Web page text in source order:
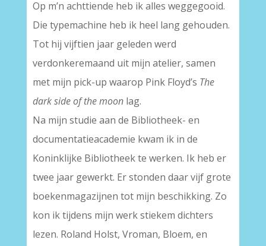
Op m’n achttiende heb ik alles weggegooid.
Die typemachine heb ik heel lang gehouden.
Tot hij vijftien jaar geleden werd
verdonkeremaand uit mijn atelier, samen
met mijn pick-up waarop Pink Floyd’s The
dark side of the moon lag.
Na mijn studie aan de Bibliotheek- en
documentatieacademie kwam ik in de
Koninklijke Bibliotheek te werken. Ik heb er
twee jaar gewerkt. Er stonden daar vijf grote
boekenmagazijnen tot mijn beschikking. Zo
kon ik tijdens mijn werk stiekem dichters
lezen. Roland Holst, Vroman, Bloem, en